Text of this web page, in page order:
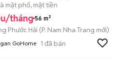
mặt phố, mặt tiền
tháng 56 m²
Phước Hải (P. Nam Nha Trang mới)
GoHome 1 đã bán